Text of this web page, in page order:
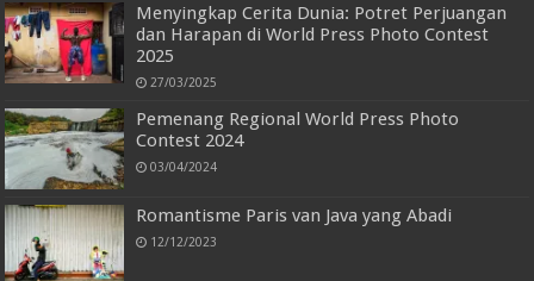
Menyingkap Cerita Dunia: Potret Perjuangan
dan Harapan di World Press Photo Contest
2025
27/03/2025
Pemenang Regional World Press Photo
Contest 2024
03/04/2024
Romantisme Paris van Java yang Abadi
12/12/2023